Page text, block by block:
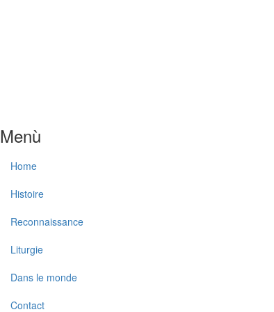
Menù
Home
Histoire
Reconnaissance
Liturgie
Dans le monde
Contact